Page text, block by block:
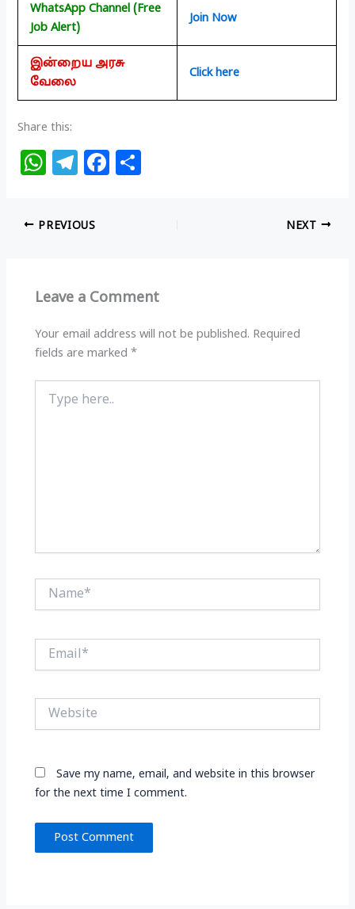
WhatsApp Channel (Free
Job Alert)
Join Now
இன்றைய அரசு
வேலை
Click here
Share this:
W
at
s
p
T
e
g
m
F
o
k
PREVIOUS NEXT
Leave a Comment
Your email address will not be published. Required
fields are marked*
here..
Name*
Email*
Website
Save my name, email, and website in this browser
for the next time I comment.